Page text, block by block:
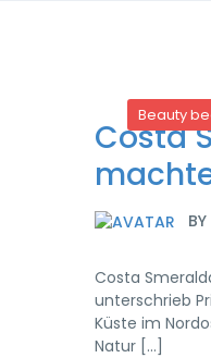
Beauty
Costa
BY
Costa
unterschrieb
Küste im
Natur […]